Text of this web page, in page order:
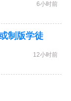
6小时前
制版学徒
12小时前